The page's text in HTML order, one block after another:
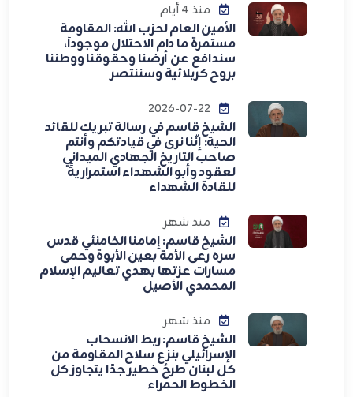
منذ 4 أيام
الأمين العام لحزب الله: المقاومة
مستمرة ما دام الاحتلال موجوداً،
سندافع عن أرضنا وحقوقنا ووطننا
بروح كربلائية وسننتصر
الشيخ قاسم في رسالة تبريك للقائد
الحية: إنَّنا نرى في قيادتكم وأنتم
صاحب التاريخ الجهادي الميداني
لعقود وأبو الشهداء استمراريةً
للقادة الشهداء
منذ شهر
الشيخ قاسم: إمامنا الخامنئي قدس
سره رعى الأمة بعين الأبوة وحمى
مسارات عزتها بهدي تعاليم الإسلام
المحمدي الأصيل
منذ شهر
الشيخ قاسم: ربط الانسحاب
الإسرائيلي بنزع سلاح المقاومة من
كل لبنان طرحٌ خطير جدًا يتجاوز كل
الخطوط الحمراء